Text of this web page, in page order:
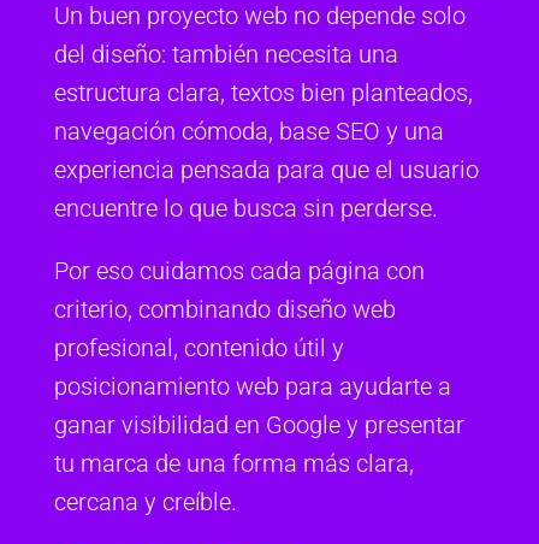
Un buen proyecto web no depende solo
del diseño: también necesita una
estructura clara, textos bien planteados,
navegación cómoda, base SEO y una
experiencia pensada para que el usuario
encuentre lo que busca sin perderse.
Por eso cuidamos cada página con
criterio, combinando diseño web
profesional, contenido útil y
posicionamiento web para ayudarte a
ganar visibilidad en Google y presentar
tu marca de una forma más clara,
cercana y creíble.